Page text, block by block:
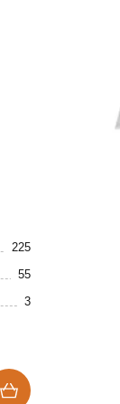
225
55
3